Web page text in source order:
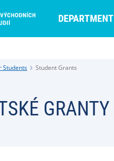
DEPARTMENT
Students Student Grants
GRANTY